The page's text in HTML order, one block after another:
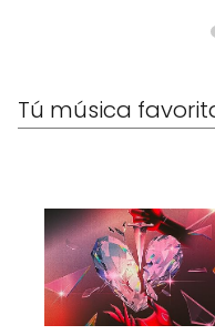
Tú música